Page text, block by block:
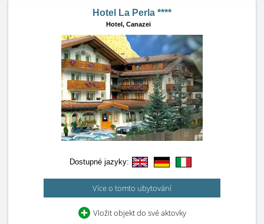
Hotel La Perla ****
Hotel, Canazei
Dostupné jazyky:
Více o tomto ubytování
Vložit objekt do své aktovky